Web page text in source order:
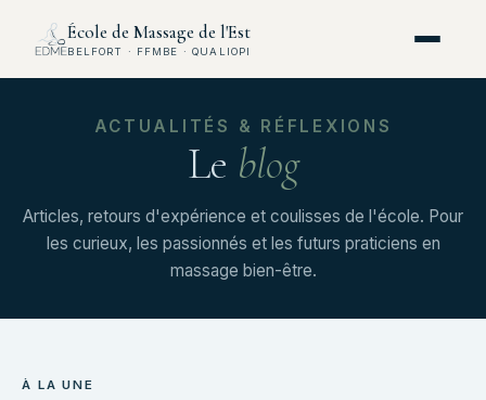
École de Massage de l'Est
BELFORT · FFMBE · QUALIOPI
ACTUALITÉS & RÉFLEXIONS
Le blog
Articles, retours d'expérience et coulisses de l'école. Pour
les curieux, les passionnés et les futurs praticiens en
massage bien-être.
À LA UNE